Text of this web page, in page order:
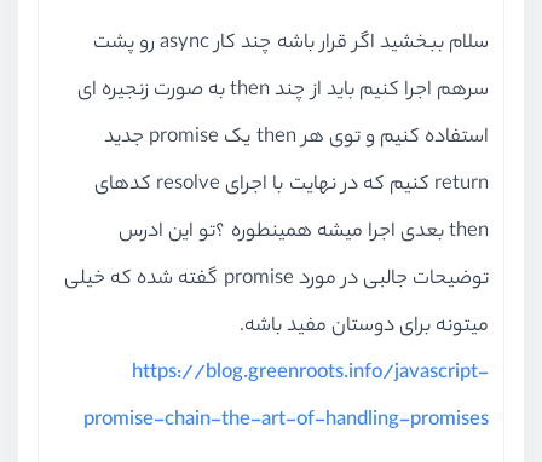
سلام ببخشید اگر قرار باشه چند کار async رو پشت
سرهم اجرا کنیم باید از چند then به صورت زنجیره ای
استفاده کنیم و توی هر then یک promise جدید
return کنیم که در نهایت با اجرای resolve کدهای
then بعدی اجرا میشه همینطوره ؟تو این ادرس
توضیحات جالبی در مورد promise گفته شده که خیلی
میتونه برای دوستان مفید باشه.
https://blog.greenroots.info/javascript-
promise-chain-the-art-of-handling-promises